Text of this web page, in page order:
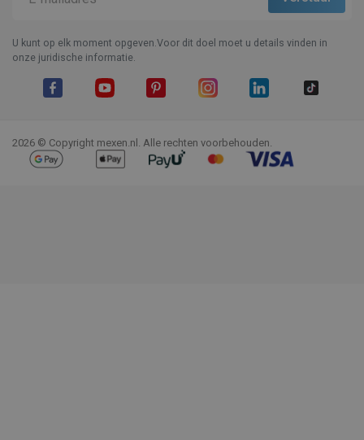
U kunt op elk moment opgeven.Voor dit doel moet u details vinden in
onze juridische informatie.
2026 © Copyright mexen.nl. Alle rechten voorbehouden.